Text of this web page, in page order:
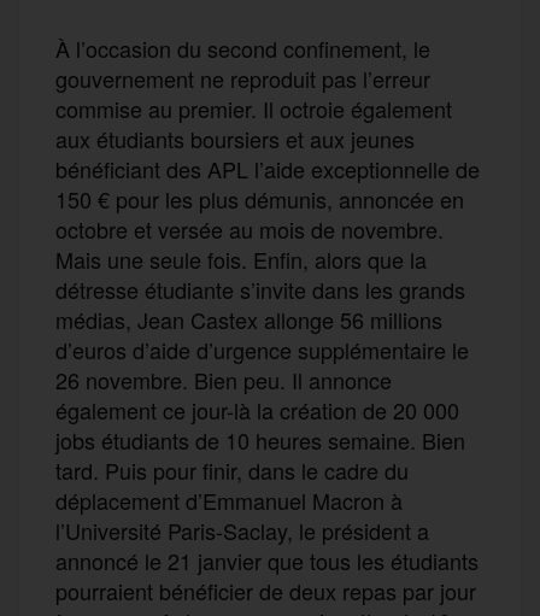
À l’occasion du second confinement, le
gouvernement ne reproduit pas l’erreur
commise au premier. Il octroie également
aux étudiants boursiers et aux jeunes
bénéficiant des APL l’aide exceptionnelle de
150 € pour les plus démunis, annoncée en
octobre et versée au mois de novembre.
Mais une seule fois. Enfin, alors que la
détresse étudiante s’invite dans les grands
médias, Jean Castex allonge 56 millions
d’euros d’aide d’urgence supplémentaire le
26 novembre. Bien peu. Il annonce
également ce jour-là la création de 20 000
jobs étudiants de 10 heures semaine. Bien
tard. Puis pour finir, dans le cadre du
déplacement d’Emmanuel Macron à
l’Université Paris-Saclay, le président a
annoncé le 21 janvier que tous les étudiants
pourraient bénéficier de deux repas par jour